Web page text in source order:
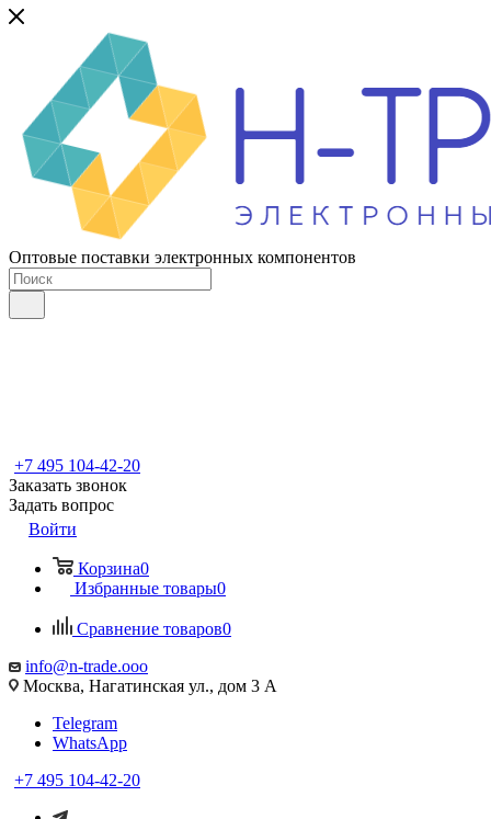
Оптовые поставки электронных компонентов
+7 495 104-42-20
Заказать звонок
Задать вопрос
Войти
Корзина0
Избранные товары0
Сравнение товаров0
info@n-trade.ooo
Москва, Нагатинская ул., дом 3 А
Telegram
WhatsApp
+7 495 104-42-20